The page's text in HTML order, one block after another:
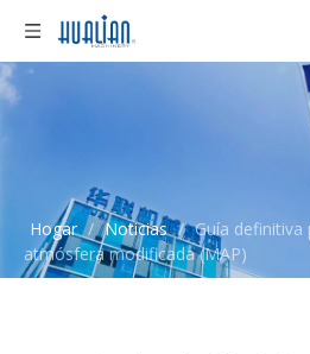
Hogar / Noticias / Guía definitiva
atmósfera modificada (MAP)